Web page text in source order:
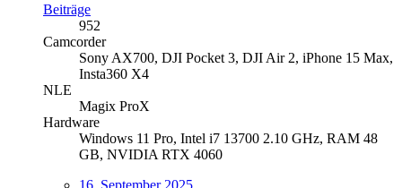
Beiträge
952
Camcorder
Sony AX700, DJI Pocket 3, DJI Air 2, iPhone 15 Max,
Insta360 X4
NLE
Magix ProX
Hardware
Windows 11 Pro, Intel i7 13700 2.10 GHz, RAM 48
GB, NVIDIA RTX 4060
16. September 2025